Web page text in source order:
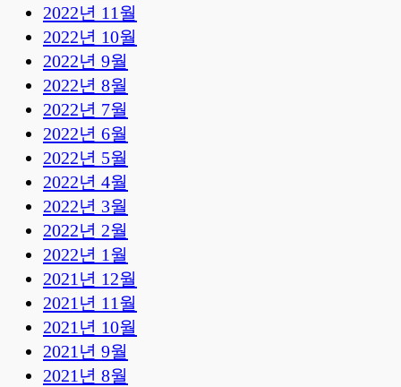
2022년 11월
2022년 10월
2022년 9월
2022년 8월
2022년 7월
2022년 6월
2022년 5월
2022년 4월
2022년 3월
2022년 2월
2022년 1월
2021년 12월
2021년 11월
2021년 10월
2021년 9월
2021년 8월